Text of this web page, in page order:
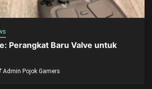
Perangkat Baru Valve untuk
Admin Pojok Gamers